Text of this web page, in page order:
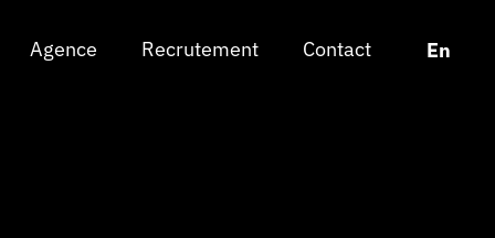
Agence Recrutement Contact En
Agence Recrutement Contact En